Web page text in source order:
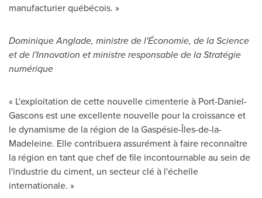
manufacturier québécois. »
Dominique Anglade, ministre de l'Économie, de la Science
et de l'Innovation et ministre responsable de la Stratégie
numérique
« L'exploitation de cette nouvelle cimenterie à Port-Daniel-
Gasconsest une excellente nouvelle pour la croissance et
le dynamisme de la région de la Gaspésie-Îles-de-la-
Madeleine. Elle contribuera assurément à faire reconnaître
la région en tant que chef de file incontournable au sein de
l'industrie du ciment, un secteur clé à l'échelle
internationale. »